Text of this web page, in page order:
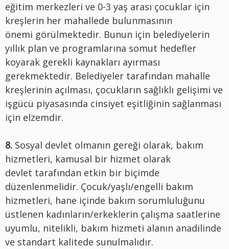
eğitim merkezleri ve 0-3 yaş arası çocuklar için
kreşlerin her mahallede bulunmasının
önemi görülmektedir. Bunun için belediyelerin
yıllık plan ve programlarına somut hedefler
koyarak gerekli kaynakları ayırması
gerekmektedir. Belediyeler tarafından mahalle
kreşlerinin açılması, çocukların sağlıklı gelişimi ve
işgücü piyasasında cinsiyet eşitliğinin sağlanması
için elzemdir.
8. Sosyal devlet olmanın gereği olarak, bakım
hizmetleri, kamusal bir hizmet olarak
devlet tarafından etkin bir biçimde
düzenlenmelidir. Çocuk/yaşlı/engelli bakım
hizmetleri, hane içinde bakım sorumluluğunu
üstlenen kadınların/erkeklerin çalışma saatlerine
uyumlu, nitelikli, bakım hizmeti alanın anadilinde
ve standart kalitede sunulmalıdır.